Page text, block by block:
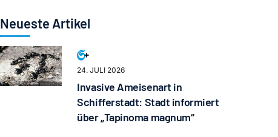
Neueste Artikel
24. JULI 2026
Invasive Ameisenart in
Schifferstadt: Stadt informiert
über „Tapinoma magnum“